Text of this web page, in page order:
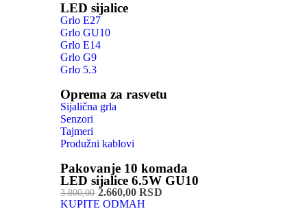
LED sijalice
Grlo E27
Grlo GU10
Grlo E14
Grlo G9
Grlo 5.3
Oprema za rasvetu
Sijalična grla
Senzori
Tajmeri
Produžni kablovi
Pakovanje 10 komada
LED sijalice 6.5W GU10
3.800,002.660,00 RSD
KUPITE ODMAH